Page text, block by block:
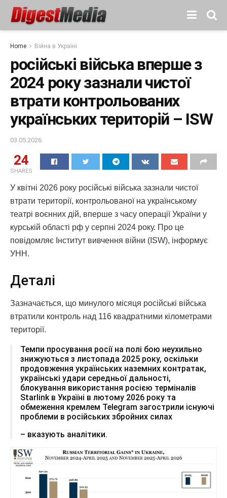
Home Війна в Україні
російські війська вперше з
2024 року зазнали чистої
втрати контрольованих
українських територій – ISW
03.05.2026
24
SHARES
У квітні 2026 року російські війська зазнали чистої
втрати території, контрольованої на українському
театрі воєнних дій, вперше з часу операції України у
курській області рф у серпні 2024 року. Про це
повідомляє Інститут вивчення війни (ISW), інформує
УНН.
Деталі
Зазначається, що минулого місяця російські війська
втратили контроль над 116 квадратними кілометрами
території.
Темпи просування росії на полі бою неухильно
знижуються з листопада 2025 року, оскільки
продовження українських наземних контратак,
українські удари середньої дальності,
блокування використання росією терміналів
Starlink в Україні в лютому 2026 року та
обмеження кремлем Telegram загострили існуючі
проблеми в російських збройних силах
– вказують аналітики.